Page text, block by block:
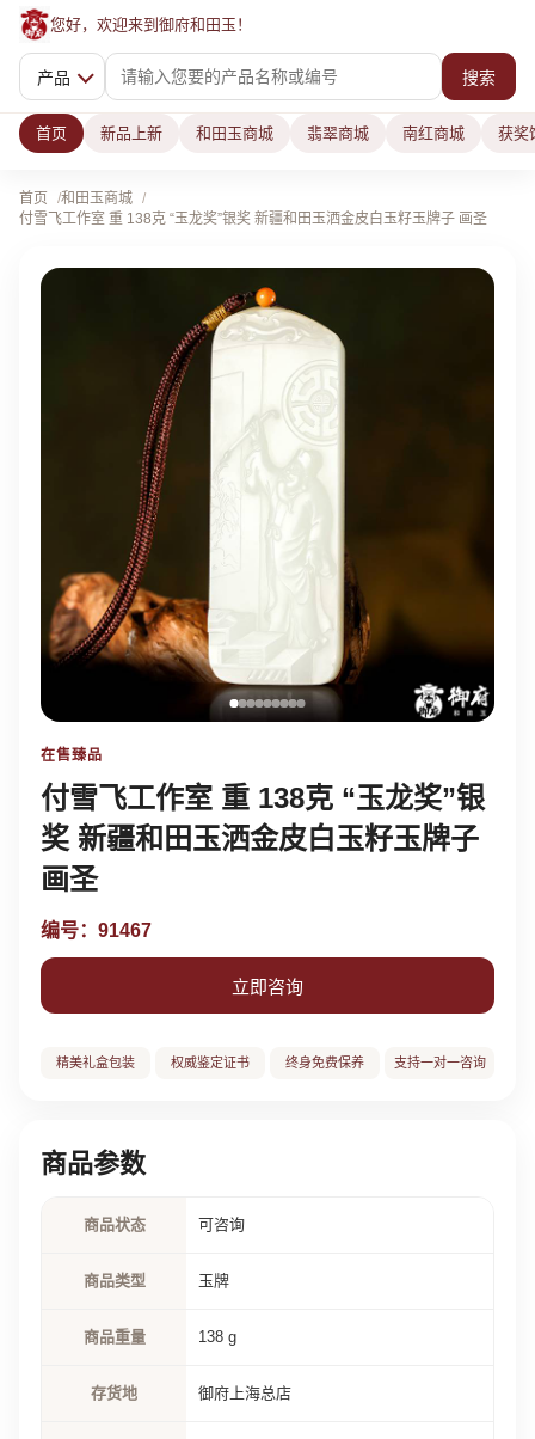
您好，欢迎来到御府和田玉！
产品 搜索
首页 新品上新 和田玉商城 翡翠商城 南红商城 获奖
首页
和田玉商城
付雪飞工作室 重 138克 “玉龙奖”银奖 新疆和田玉洒金皮白玉籽玉牌子 画圣
在售臻品
付雪飞工作室 重 138克 “玉龙奖”银
奖 新疆和田玉洒金皮白玉籽玉牌子
画圣
编号：91467
立即咨询
精美礼盒包装 权威鉴定证书 终身免费保养 支持一对一咨询
商品参数
商品状态 可咨询
商品类型 玉牌
商品重量 138 g
存货地 御府上海总店